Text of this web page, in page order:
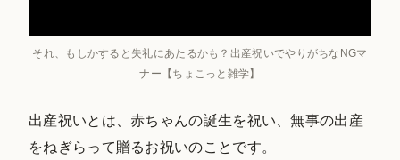
それ、もしかすると失礼にあたるかも？出産祝いでやりがちなNGマ
ナー【ちょこっと雑学】
出産祝いとは、赤ちゃんの誕生を祝い、無事の出産
をねぎらって贈るお祝いのことです。